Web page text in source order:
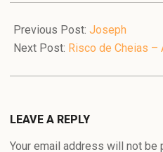
Previous Post: Joseph
Next Post: Risco de Cheias
LEAVE A REPLY
Your email address will not be